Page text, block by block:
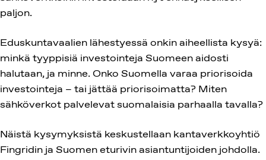
paljon.
Eduskuntavaalien lähestyessä onkin aiheellista kysyä:
minkä tyyppisiä investointeja Suomeen aidosti
halutaan, ja minne. Onko Suomella varaa priorisoida
investointeja – tai jättää priorisoimatta? Miten
sähköverkot palvelevat suomalaisia parhaalla tavalla?
Näistä kysymyksistä keskustellaan kantaverkkoyhtiö
Fingridin ja Suomen eturivin asiantuntijoiden johdolla.